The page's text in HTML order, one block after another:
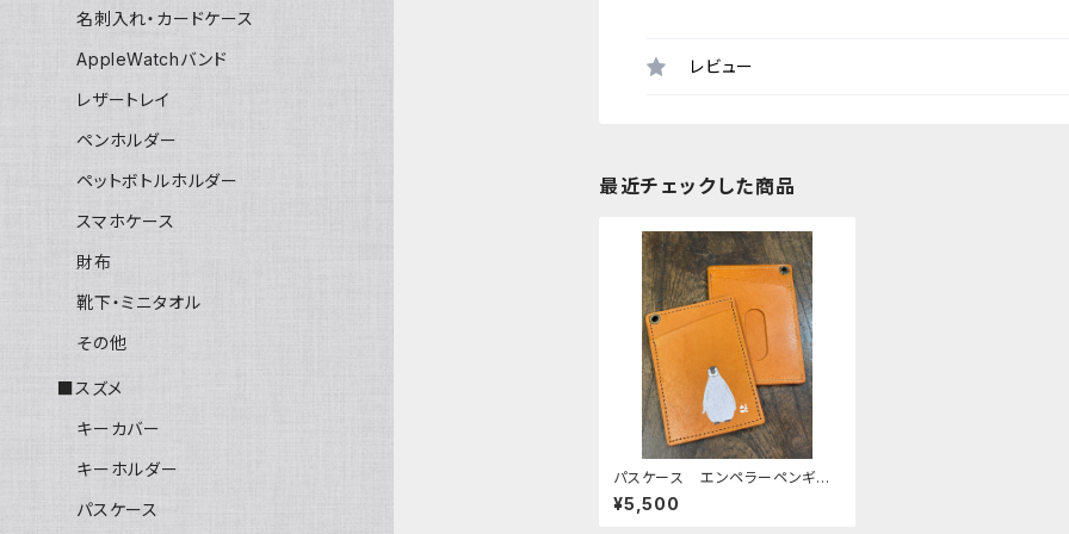
レビュー
最近チェックした商品
パスケース エンペラーペンギ
ン 皇帝ペンギン ひなペン ヒ
ナ 正面 CAMEL キャメル
¥5,500
名刺入れ・カードケース
AppleWatchバンド
レザートレイ
ペンホルダー
ペットボトルホルダー
スマホケース
財布
靴下・ミニタオル
その他
■スズメ
キーカバー
キーホルダー
パスケース